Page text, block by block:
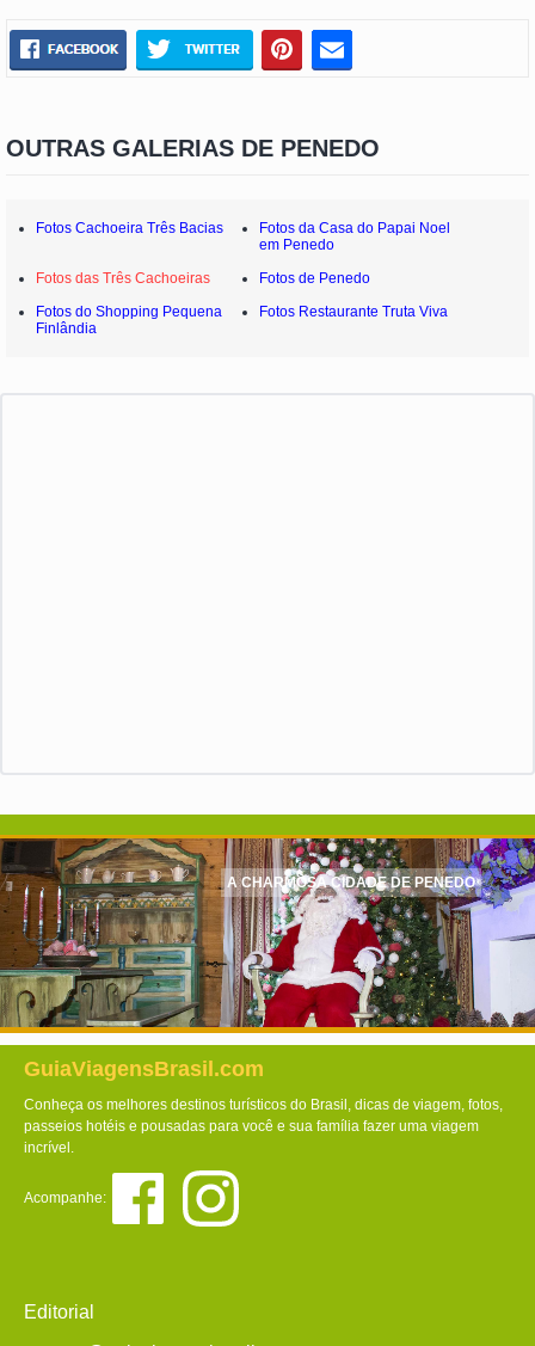
OUTRAS GALERIAS DE PENEDO
Fotos Cachoeira Três Bacias
Fotos da Casa do Papai Noel
em Penedo
Fotos das Três Cachoeiras
Fotos de Penedo
Fotos do Shopping Pequena
Finlândia
Fotos Restaurante Truta Viva
A CHARMOSA CIDADE DE PENEDO
GuiaViagensBrasil.com
Conheça os melhores destinos turísticos do Brasil, dicas de viagem, fotos,
passeios hotéis e pousadas para você e sua família fazer uma viagem
incrível.
Acompanhe:
Editorial